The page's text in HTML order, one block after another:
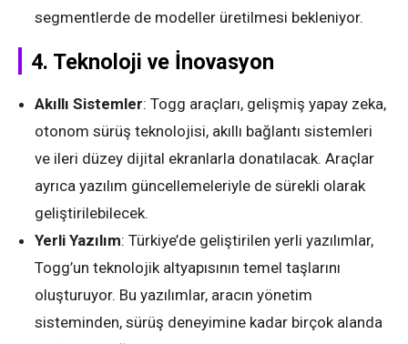
segmentlerde de modeller üretilmesi bekleniyor.
4. Teknoloji ve İnovasyon
Akıllı Sistemler: Togg araçları, gelişmiş yapay zeka,
otonom sürüş teknolojisi, akıllı bağlantı sistemleri
ve ileri düzey dijital ekranlarla donatılacak. Araçlar
ayrıca yazılım güncellemeleriyle de sürekli olarak
geliştirilebilecek.
Yerli Yazılım: Türkiye’de geliştirilen yerli yazılımlar,
Togg’un teknolojik altyapısının temel taşlarını
oluşturuyor. Bu yazılımlar, aracın yönetim
sisteminden, sürüş deneyimine kadar birçok alanda